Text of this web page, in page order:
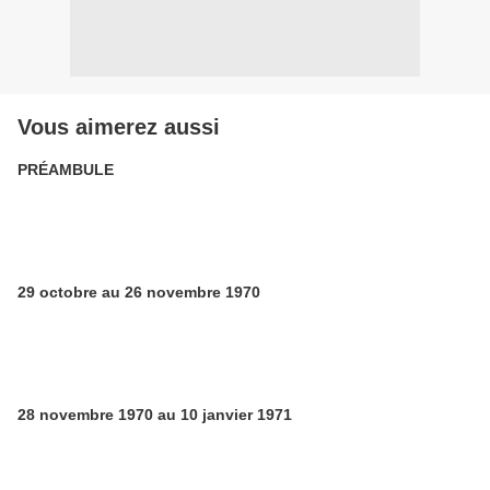
Vous aimerez aussi
PRÉAMBULE
29 octobre au 26 novembre 1970
28 novembre 1970 au 10 janvier 1971